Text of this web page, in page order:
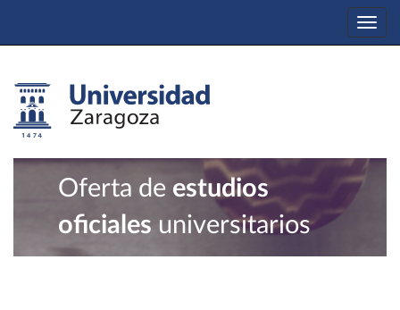
Oferta de estudios
oficiales universitarios